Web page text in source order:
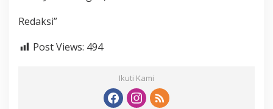
Redaksi”
Post Views: 494
Ikuti Kami